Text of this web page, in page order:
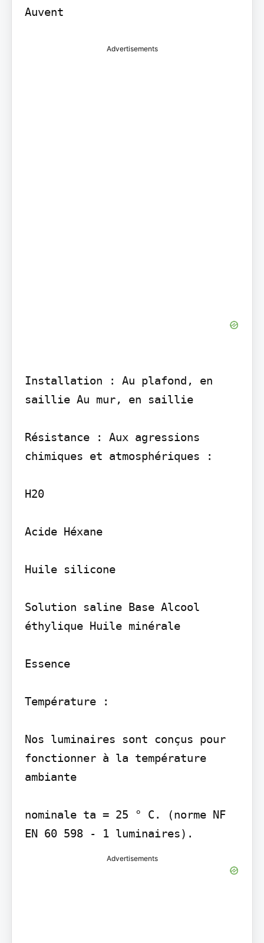
Auvent
Advertisements
Installation : Au plafond, en
saillie Au mur, en saillie
Résistance : Aux agressions
chimiques et atmosphériques :
H20
Acide Héxane
Huile silicone
Solution saline Base Alcool
éthylique Huile minérale
Essence
Température :
Nos luminaires sont conçus pour
fonctionner à la température
ambiante
nominale ta = 25 ° C. (norme NF
Advertisements